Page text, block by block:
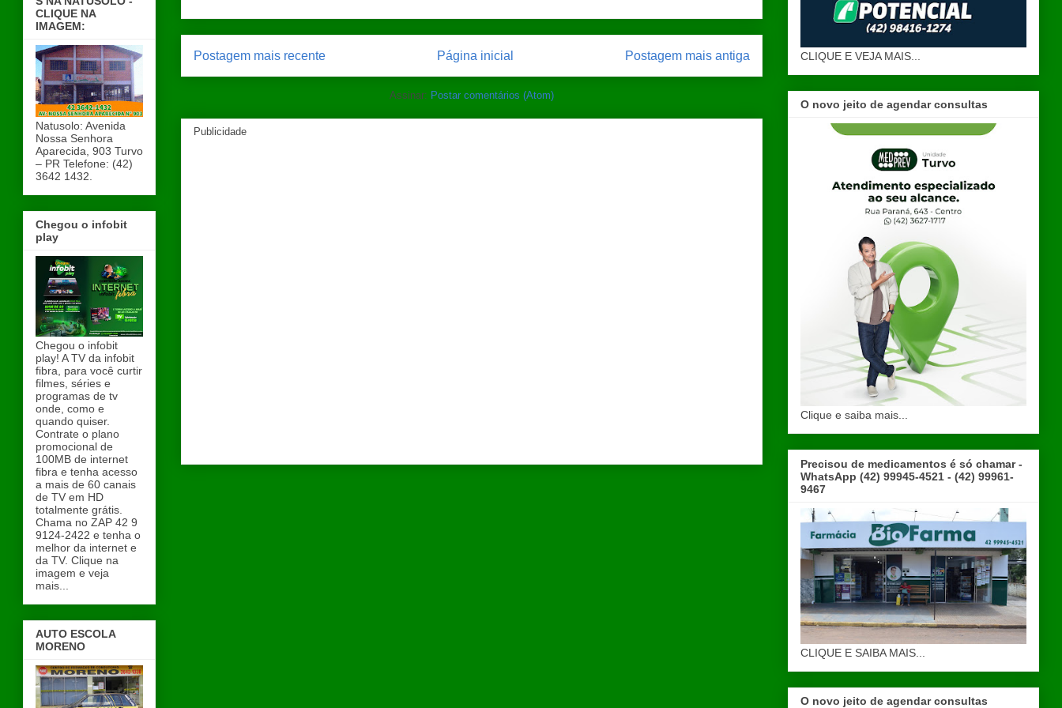
Postagem mais recente Postagem mais antiga
Página inicial
Assinar: Postar comentários (Atom)
Publicidade
CLIQUE NA
IMAGEM:
Natusolo: Avenida
Nossa Senhora
Aparecida, 903 Turvo
– PR Telefone: (42)
3642 1432.
Chegou o infobit
play
Chegou o infobit
play! A TV da infobit
fibra, para você curtir
filmes, séries e
programas de tv
onde, como e
quando quiser.
Contrate o plano
promocional de
100MB de internet
fibra e tenha acesso
a mais de 60 canais
de TV em HD
totalmente grátis.
Chama no ZAP 42 9
9124-2422 e tenha o
melhor da internet e
da TV. Clique na
imagem e veja
mais...
AUTO ESCOLA
MORENO
CLIQUE E VEJA MAIS...
O novo jeito de agendar consultas
Clique e saiba mais...
Precisou de medicamentos é só chamar -
WhatsApp (42) 99945-4521 - (42) 99961-
9467
CLIQUE E SAIBA MAIS...
O novo jeito de agendar consultas